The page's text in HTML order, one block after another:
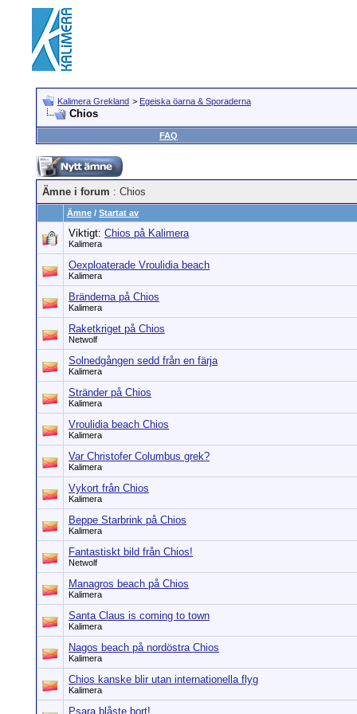
Kalimera Grekland > Egeiska öarna & Sporaderna
Chios
FAQ
Ämne i forum : Chios
Ämne / Startat av
Viktigt: Chios på Kalimera
Kalimera
Oexploaterade Vroulidia beach
Kalimera
Bränderna på Chios
Kalimera
Raketkriget på Chios
Netwolf
Solnedgången sedd från en färja
Kalimera
Stränder på Chios
Kalimera
Vroulidia beach Chios
Kalimera
Var Christofer Columbus grek?
Kalimera
Vykort från Chios
Kalimera
Beppe Starbrink på Chios
Kalimera
Fantastiskt bild från Chios!
Netwolf
Managros beach på Chios
Kalimera
Santa Claus is coming to town
Kalimera
Nagos beach på nordöstra Chios
Kalimera
Chios kanske blir utan internationella flyg
Kalimera
Psara blåste bort!